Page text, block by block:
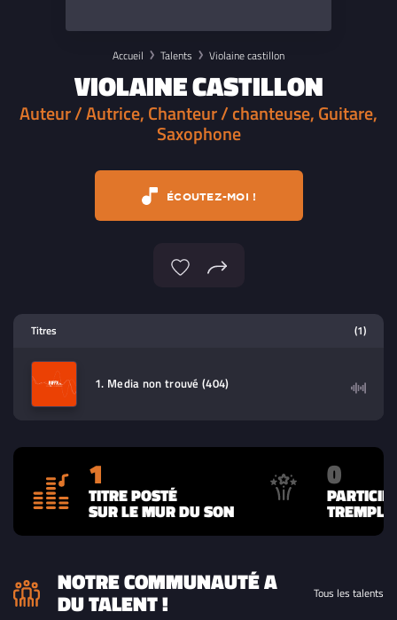
Accueil Talents Violaine castillon
VIOLAINE CASTILLON
Auteur / Autrice, Chanteur / chanteuse, Guitare,
Saxophone
ÉCOUTEZ-MOI !
Titres (1)
1. Media non trouvé (404)
1
TITRE POSTÉ
SUR LE MUR DU SON
0
NOTRE COMMUNAUTÉ A
DU TALENT ! Tous les talents